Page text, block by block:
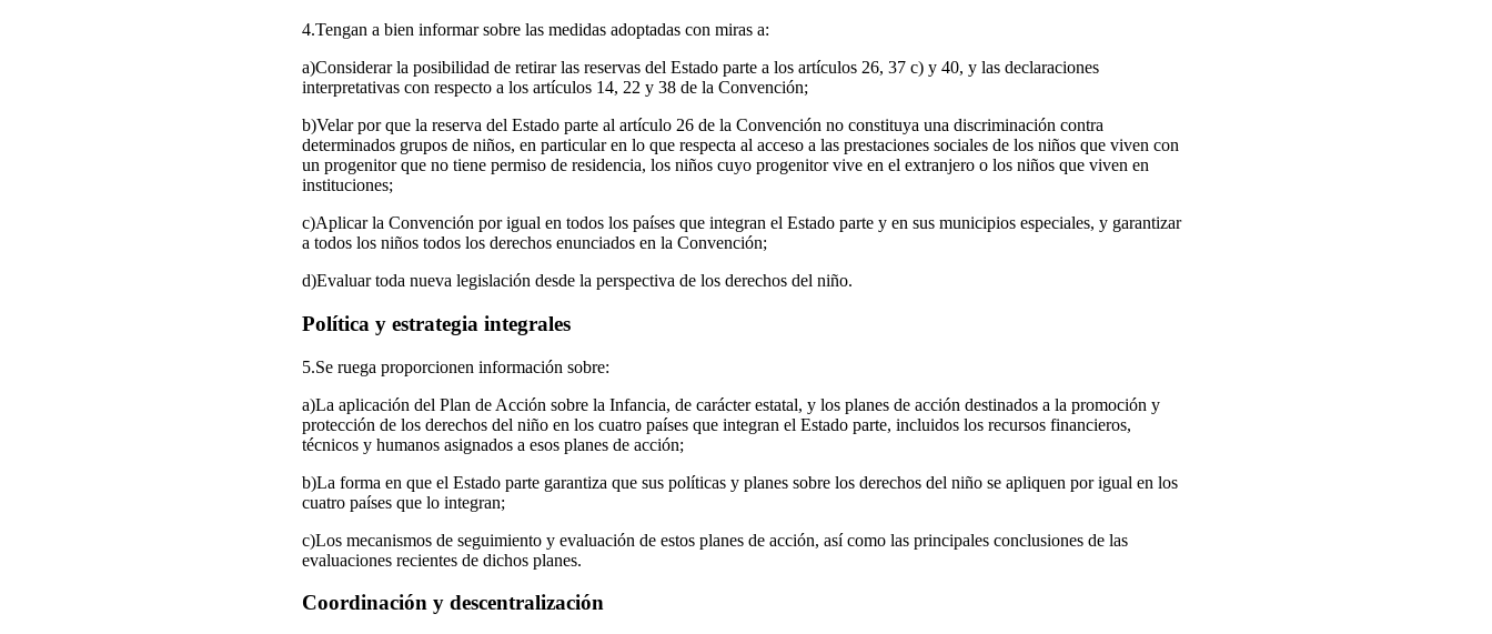
4.Tengan a bien informar sobre las medidas adoptadas con miras a:
a)Considerar la posibilidad de retirar las reservas del Estado parte a los artículos 26, 37 c) y 40, y las declaraciones
interpretativas con respecto a los artículos 14, 22 y 38 de la Convención;
b)Velar por que la reserva del Estado parte al artículo 26 de la Convención no constituya una discriminación contra
determinados grupos de niños, en particular en lo que respecta al acceso a las prestaciones sociales de los niños que viven con
un progenitor que no tiene permiso de residencia, los niños cuyo progenitor vive en el extranjero o los niños que viven en
instituciones;
c)Aplicar la Convención por igual en todos los países que integran el Estado parte y en sus municipios especiales, y garantizar
a todos los niños todos los derechos enunciados en la Convención;
d)Evaluar toda nueva legislación desde la perspectiva de los derechos del niño.
Política y estrategia integrales
5.Se ruega proporcionen información sobre:
a)La aplicación del Plan de Acción sobre la Infancia, de carácter estatal, y los planes de acción destinados a la promoción y
protección de los derechos del niño en los cuatro países que integran el Estado parte, incluidos los recursos financieros,
técnicos y humanos asignados a esos planes de acción;
b)La forma en que el Estado parte garantiza que sus políticas y planes sobre los derechos del niño se apliquen por igual en los
cuatro países que lo integran;
c)Los mecanismos de seguimiento y evaluación de estos planes de acción, así como las principales conclusiones de las
evaluaciones recientes de dichos planes.
Coordinación y descentralización